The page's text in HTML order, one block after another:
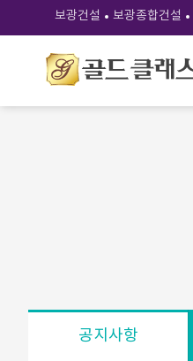
보광건설 보광종합건설
공지사항